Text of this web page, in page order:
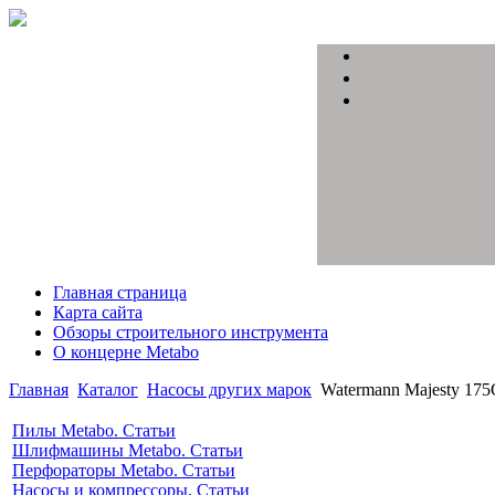
Главная страница
Карта сайта
Обзоры строительного инструмента
О концерне Metabo
Главная Каталог Насосы других марок Watermann Majesty
Пилы Metabo. Статьи
Шлифмашины Metabo. Статьи
Перфораторы Metabo. Статьи
Насосы и компрессоры. Статьи